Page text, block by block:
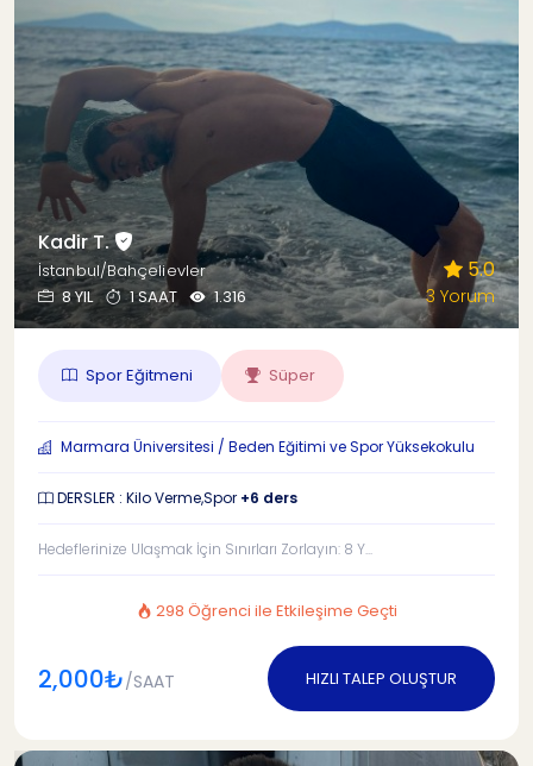
Kadir T.
İstanbul/Bahçelievler
8 YIL
1 SAAT 1.316
5.0
3 Yorum
Spor Eğitmeni Süper
Marmara Üniversitesi / Beden Eğitimi ve Spor Yüksekokulu
DERSLER : Kilo Verme,Spor +6 ders
Hedeflerinize Ulaşmak İçin Sınırları Zorlayın: 8 Y...
298 Öğrenci ile Etkileşime Geçti
2,000₺/SAAT HIZLI TALEP OLUŞTUR